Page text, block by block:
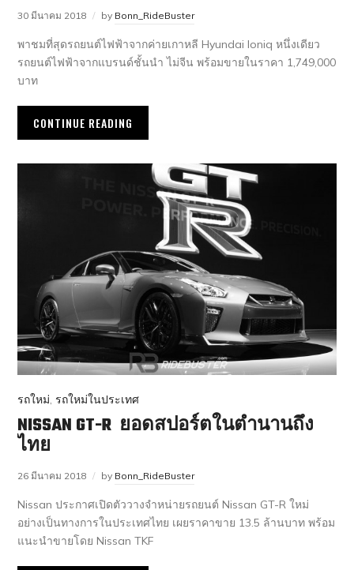
30 มีนาคม 2018 by Bonn_RideBuster
พาชมที่สุดรถยนต์ไฟฟ้าจากค่ายเกาหลี Hyundai Ioniq หนึ่งเดียว
รถยนต์ไฟฟ้าจากแบรนด์ชั้นนำ ไม่จีน พร้อมขายในราคา 1,749,000
บาท
CONTINUE READING
รถใหม่,รถใหม่ในประเทศ
NISSAN GT-R ยอดสปอร์ตในตำนานถึง
ไทย
26 มีนาคม 2018 by Bonn_RideBuster
Nissan ประกาศเปิดตัววางจำหน่ายรถยนต์ Nissan GT-R ใหม่
อย่างเป็นทางการในประเทศไทย เผยราคาขาย 13.5 ล้านบาท พร้อม
แนะนำขายโดย Nissan TKF